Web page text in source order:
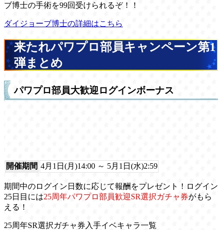
ブ博士の手術を99回受けられるぞ！！
ダイジョーブ博士の詳細はこちら
来たれパワプロ部員キャンペーン第1
弾まとめ
パワプロ部員大歓迎ログインボーナス
開催期間 4月1日(月)14:00 ～ 5月1日(水)2:59
期間中のログイン日数に応じて報酬をプレゼント！ログイン
25日目には25周年パワプロ部員歓迎SR選択ガチャ券がもら
える！
25周年SR選択ガチャ券入手イベキャラ一覧